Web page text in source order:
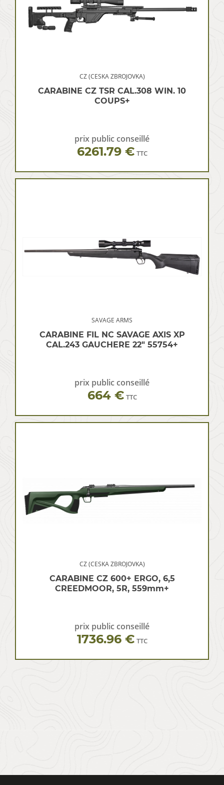
CZ (CESKA ZBROJOVKA)
CARABINE CZ TSR CAL.308 WIN. 10
COUPS+
prix public conseillé
6261.79 € TTC
SAVAGE ARMS
CARABINE FIL NC SAVAGE AXIS XP
CAL.243 GAUCHERE 22″ 55754+
prix public conseillé
664 € TTC
CZ (CESKA ZBROJOVKA)
CARABINE CZ 600+ ERGO, 6,5
CREEDMOOR, 5R, 559mm+
prix public conseillé
1736.96 € TTC